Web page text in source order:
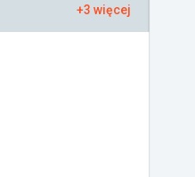
+3 więcej